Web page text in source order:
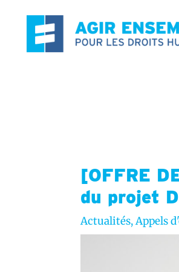
contenu
[OFFRE
du projet
Actualités,Appels